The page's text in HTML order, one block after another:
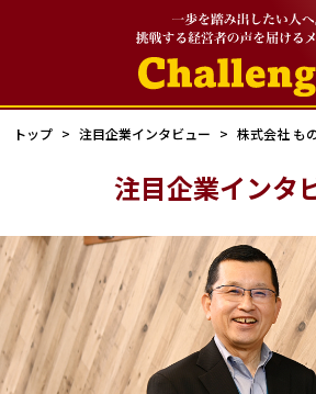
トップ 注目企業インタビュー 株式会社 も
注目企業インタ